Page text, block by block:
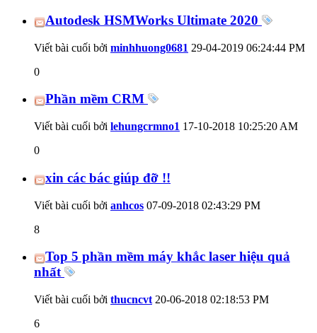
Autodesk HSMWorks Ultimate 2020
Viết bài cuối bởi minhhuong0681 29-04-2019 06:24:44 PM
0
Phần mềm CRM
Viết bài cuối bởi lehungcrmno1 17-10-2018 10:25:20 AM
0
xin các bác giúp đỡ !!
Viết bài cuối bởi anhcos 07-09-2018 02:43:29 PM
8
Top 5 phần mềm máy khắc laser hiệu quả
nhất
Viết bài cuối bởi thucncvt 20-06-2018 02:18:53 PM
6